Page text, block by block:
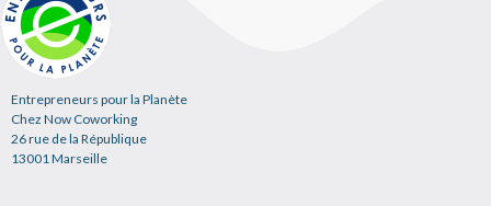
Entrepreneurs pour la Planète
Chez Now Coworking
26 rue de la République
13001 Marseille